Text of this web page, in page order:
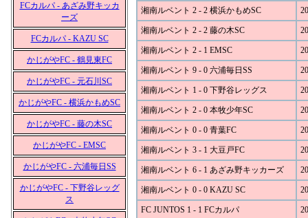
FCカルパ - あざみ野キッカ
ーズ
FCカルパ - KAZU SC
かじがやFC - 鶴見東FC
かじがやFC - 元石川SC
かじがやFC - 横浜かもめSC
かじがやFC - 藤の木SC
かじがやFC - EMSC
かじがやFC - 六浦毎日SS
かじがやFC - 下野谷レッグ
ス
湘南ルベント 2 - 2 横浜かもめSC
湘南ルベント 2 - 2 藤の木SC
湘南ルベント 2 - 1 EMSC
湘南ルベント 9 - 0 六浦毎日SS
湘南ルベント 1 - 0 下野谷レッグス
湘南ルベント 2 - 0 本牧少年SC
湘南ルベント 0 - 0 青葉FC
湘南ルベント 3 - 1 大豆戸FC
湘南ルベント 6 - 1 あざみ野キッカーズ
湘南ルベント 0 - 0 KAZU SC
FC JUNTOS 1 - 1 FCカルパ